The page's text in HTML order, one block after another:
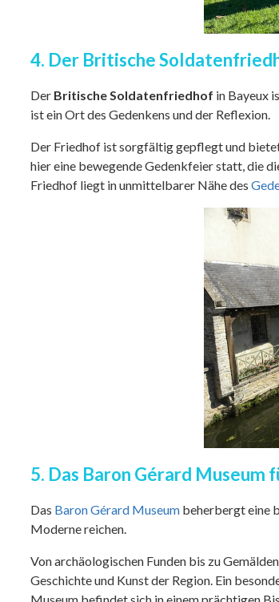
4. Der Britische
Der Britische Soldatenfriedhof in Bayeux
ist ein Ort des Gedenkens und der Reflexion.
Der Friedhof ist sorgfältig gepflegt und
hier eine bewegende Gedenkfeier statt, die
Friedhof liegt in unmittelbarer Nähe des
5. Das Baron Gérard Museum
Das Baron Gérard Museum beherbergt eine
Moderne reichen.
Von archäologischen Funden bis zu
Geschichte und Kunst der Region. Ein